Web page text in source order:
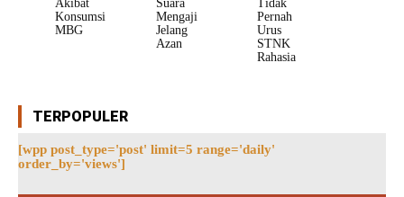
Akibat
Konsumsi
MBG
Suara
Mengaji
Jelang
Azan
Tidak
Pernah
Urus
STNK
Rahasia
TERPOPULER
[wpp post_type='post' limit=5 range='daily'
order_by='views']